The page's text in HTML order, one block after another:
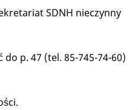
SDNH nieczynny
p. 47 (tel. 85-745-74-60)